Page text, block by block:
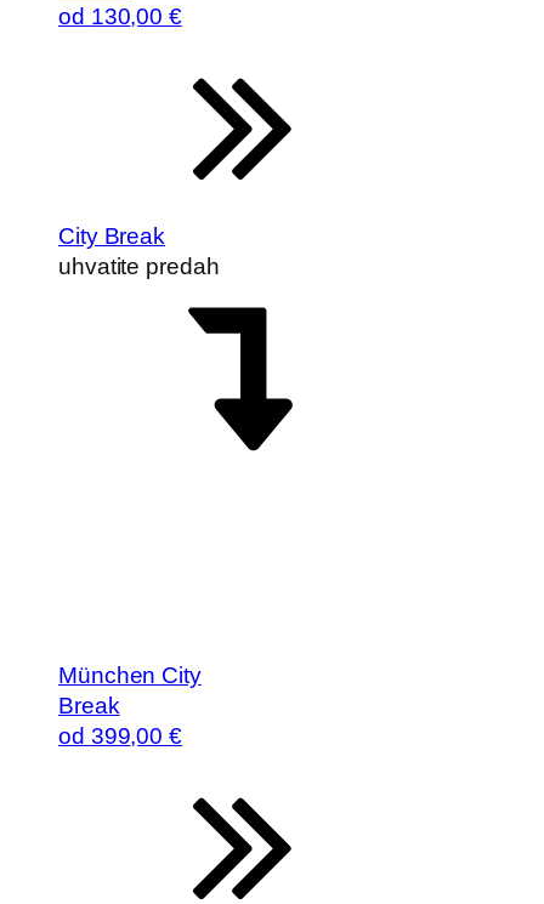
od 130,00 €
City Break
uhvatite predah
München City
Break
od 399,00 €